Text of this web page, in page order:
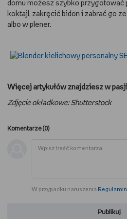
domu możesz szybko przygotować
koktajl, zakręcić bidon i zabrać go
albo w plener.
Więcej artykułów znajdziesz w pasji
Zdjęcie okładkowe: Shutterstock
Komentarze (0)
W przypadku naruszenia
Publikuj